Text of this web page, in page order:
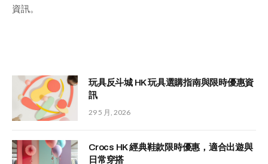
資訊。
玩具反斗城 HK 玩具選購指南與限時優惠資
訊
29 5 月, 2026
Crocs HK 經典鞋款限時優惠，適合出遊與
日常穿搭